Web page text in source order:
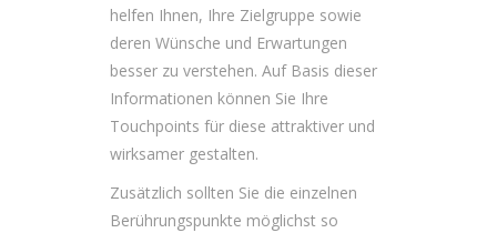
helfen Ihnen, Ihre Zielgruppe sowie
deren Wünsche und Erwartungen
besser zu verstehen. Auf Basis dieser
Informationen können Sie Ihre
Touchpoints für diese attraktiver und
wirksamer gestalten.
Zusätzlich sollten Sie die einzelnen
Berührungspunkte möglichst so